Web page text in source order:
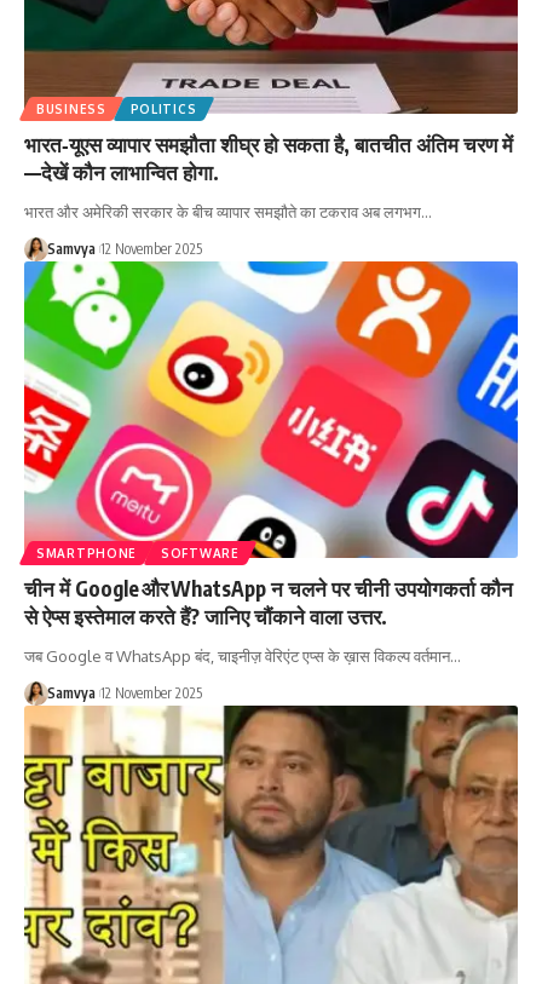
BUSINESS POLITICS
भारत‑यूएस व्यापार समझौता शीघ्र हो सकता है, बातचीत अंतिम चरण में
—देखें कौन लाभान्वित होगा.
भारत और अमेरिकी सरकार के बीच व्यापार समझौते का टकराव अब लगभग…
Samvya 12 November 2025
SMARTPHONE SOFTWARE
चीन में Google और WhatsApp न चलने पर चीनी उपयोगकर्ता कौन
से ऐप्स इस्तेमाल करते हैं? जानिए चौंकाने वाला उत्तर.
जब Google व WhatsApp बंद, चाइनीज़ वेरिएंट एप्स के ख़ास विकल्प वर्तमान…
Samvya 12 November 2025